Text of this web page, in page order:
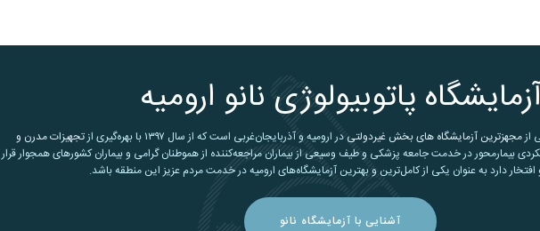
پاتوبیولوژی نانو ارومیه
ازمجهزترین آزمایشگاه های بخش غیردولتی در ارومیه و آذربایجان‌غربی است که از سال ۱۳۹۷ با بهره‌گیری از
تجهیزات مدرن و
بیمارمحور در خدمت جامعه پزشکی و طیف وسیعی از بیماران مراجعه‌کننده از هموطنان گرامی و بیماران کشورهای همجوار قرار
دارد به عنوان یکی از کامل‌ترین و بهترین آزمایشگاه‌های ارومیه در خدمت مردم عزیز این منطقه باشد.
آشنایی با آزمایشگاه نانو